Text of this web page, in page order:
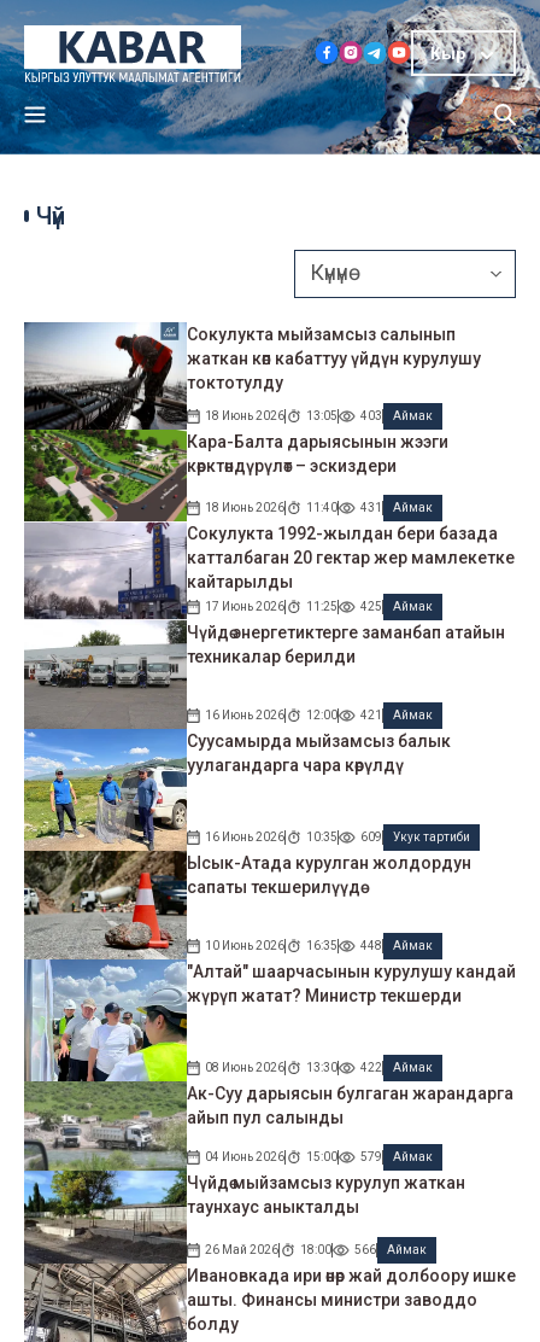
Кыр
Чүй
Сокулукта мыйзамсыз салынып
жаткан көп кабаттуу үйдүн курулушу
токтотулду
18 Июнь 2026 13:05 403 Аймак
Кара-Балта дарыясынын жээги
көрктөндүрүлөт – эскиздери
18 Июнь 2026 11:40 431 Аймак
Сокулукта 1992-жылдан бери базада
катталбаган 20 гектар жер мамлекетке
кайтарылды
17 Июнь 2026 11:25 425 Аймак
Чүйдө энергетиктерге заманбап атайын
техникалар берилди
16 Июнь 2026 12:00 421 Аймак
Суусамырда мыйзамсыз балык
уулагандарга чара көрүлдү
16 Июнь 2026 10:35 609 Укук тартиби
Ысык-Атада курулган жолдордун
сапаты текшерилүүдө
10 Июнь 2026 16:35 448 Аймак
"Алтай" шаарчасынын курулушу кандай
жүрүп жатат? Министр текшерди
08 Июнь 2026 13:30 422 Аймак
Ак-Суу дарыясын булгаган жарандарга
айып пул салынды
04 Июнь 2026 15:00 579 Аймак
Чүйдө мыйзамсыз курулуп жаткан
таунхаус аныкталды
26 Май 2026 18:00 566 Аймак
Ивановкада ири өнөр жай долбоору ишке
ашты. Финансы министри заводдо
болду